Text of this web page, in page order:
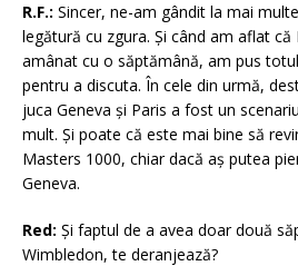
R.F.: Sincer, ne-am gândit la mai
legătură cu zgura. Și când am aflat
amânat cu o săptămână, am pus
pentru a discuta. În cele din urmă,
juca Geneva și Paris a fost un
mult. Și poate că este mai bine să
Masters 1000, chiar dacă aș putea
Geneva.
Red: Și faptul de a avea doar două
Wimbledon, te deranjează?